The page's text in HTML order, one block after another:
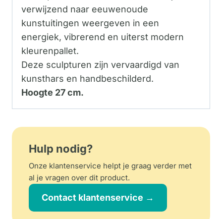
verwijzend naar eeuwenoude
kunstuitingen weergeven in een
energiek, vibrerend en uiterst modern
kleurenpallet.
Deze sculpturen zijn vervaardigd van
kunsthars en handbeschilderd.
Hoogte 27 cm.
Hulp nodig?
Onze klantenservice helpt je graag verder met
al je vragen over dit product.
Contact klantenservice →